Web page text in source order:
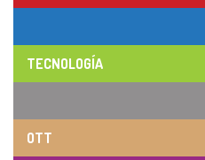
TECNOLOGÍA
OTT